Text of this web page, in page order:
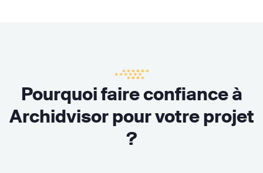
Pourquoi faire confiance à
Archidvisor pour votre projet
?